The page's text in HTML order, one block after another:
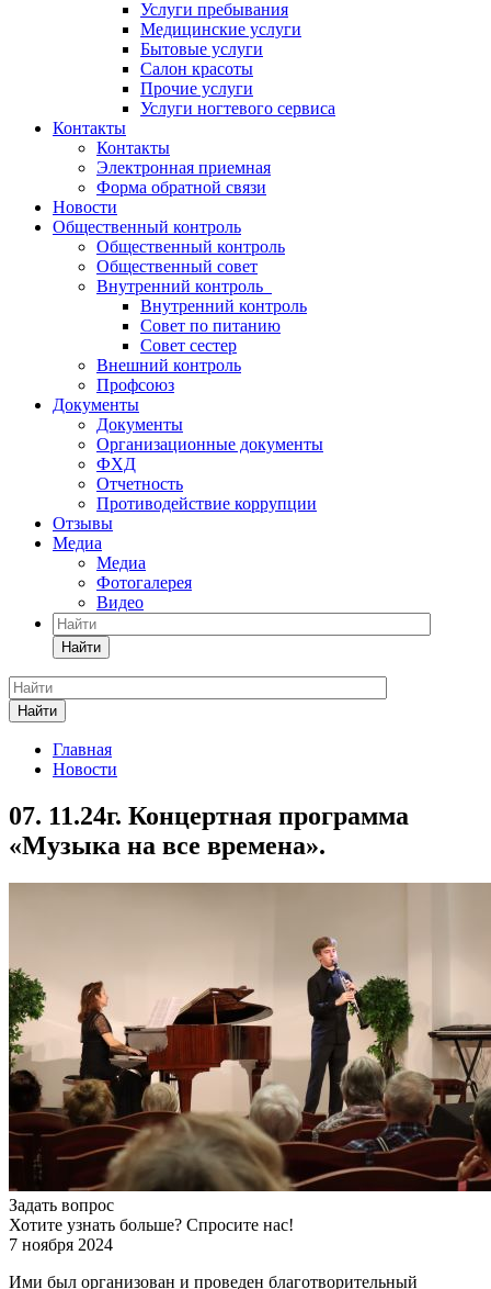
Услуги пребывания
Медицинские услуги
Бытовые услуги
Салон красоты
Прочие услуги
Услуги ногтевого сервиса
Контакты
Контакты
Электронная приемная
Форма обратной связи
Новости
Общественный контроль
Общественный контроль
Общественный совет
Внутренний контроль
Внутренний контроль
Совет по питанию
Совет сестер
Внешний контроль
Профсоюз
Документы
Документы
Организационные документы
ФХД
Отчетность
Противодействие коррупции
Отзывы
Медиа
Медиа
Фотогалерея
Видео
Найти
Найти
Главная
Новости
07. 11.24г. Концертная программа
«Музыка на все времена».
Задать вопрос
Хотите узнать больше? Спросите нас!
7 ноября 2024
Ими был организован и проведен благотворительный